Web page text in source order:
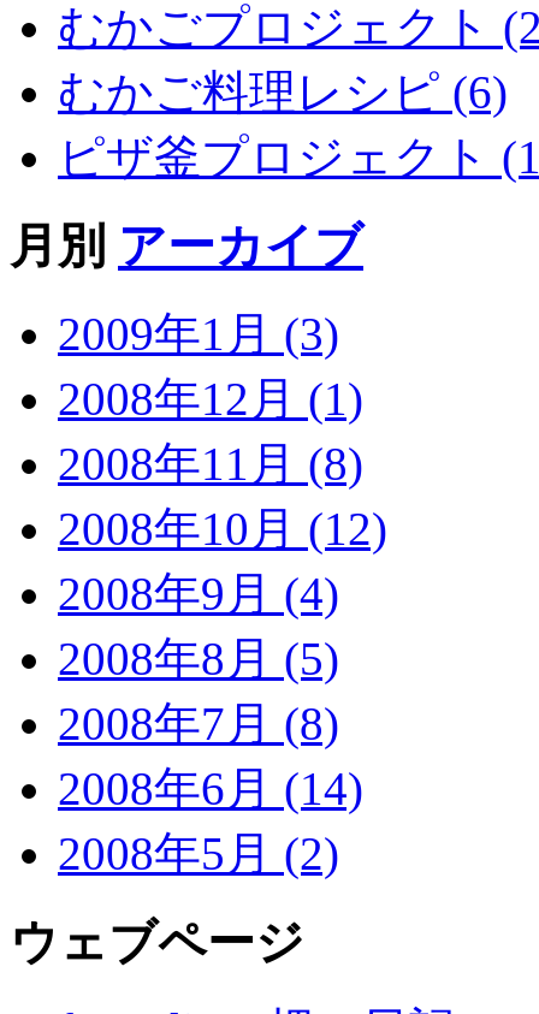
むかごプロジェクト
むかご料理レシピ (6)
ピザ釜プロジェクト
月別 アーカイブ
2009年1月 (3)
2008年12月 (1)
2008年11月 (8)
2008年10月 (12)
2008年9月 (4)
2008年8月 (5)
2008年7月 (8)
2008年6月 (14)
2008年5月 (2)
ウェブページ